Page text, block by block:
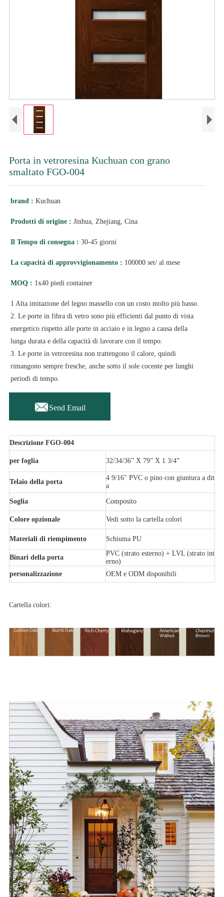
Porta in vetroresina Kuchuan con grano
smaltato FGO-004
brand : Kuchuan
Prodotti di origine : Jinhua, Zhejiang, Cina
Il Tempo di consegna : 30-45 giorni
La capacità di approvvigionamento : 100000 set/ al mese
MOQ : 1x40 piedi container
1 Alta imitazione del legno massello con un costo molto più basso.
2. Le porte in fibra di vetro sono più efficienti dal punto di vista
energetico rispetto alle porte in acciaio e in legno a causa della
lunga durata e della capacità di lavorare con il tempo.
3. Le porte in vetroresina non trattengono il calore, quindi
rimangono sempre fresche, anche sotto il sole cocente per lunghi
periodi di tempo.
Send Email
Descrizione FGO-004
per foglia 32/34/36” X 79” X 1 3/4”
Telaio della porta
4 9/16" PVC o pino con giuntura a dit
a
Soglia Composito
Colore opzionale Vedi sotto la cartella colori
Materiali di riempimento Schiuma PU
Binari della porta
PVC (strato esterno) + LVL (strato int
erno)
personalizzazione
OEM e ODM disponibili
Cartella colori: